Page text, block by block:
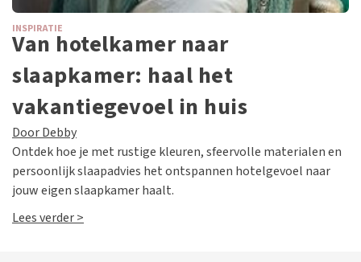
INSPIRATIE
Van hotelkamer naar
slaapkamer: haal het
vakantiegevoel in huis
Door Debby
Ontdek hoe je met rustige kleuren, sfeervolle materialen en
persoonlijk slaapadvies het ontspannen hotelgevoel naar
jouw eigen slaapkamer haalt.
Lees verder >